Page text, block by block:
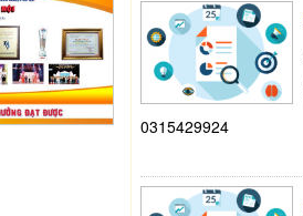
0315429924